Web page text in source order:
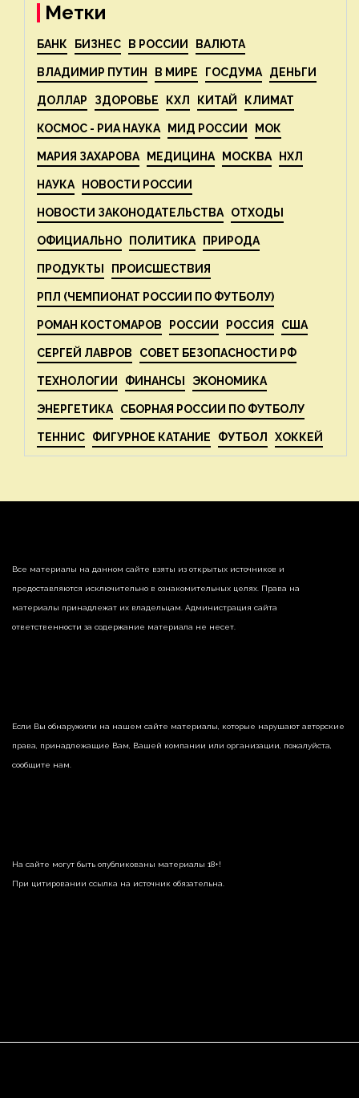
Метки
БАНК БИЗНЕС В РОССИИ ВАЛЮТА
ВЛАДИМИР ПУТИН В МИРЕ ГОСДУМА ДЕНЬГИ
ДОЛЛАР ЗДОРОВЬЕ КХЛ КИТАЙ КЛИМАТ
КОСМОС - РИА НАУКА МИД РОССИИ МОК
МАРИЯ ЗАХАРОВА МЕДИЦИНА МОСКВА НХЛ
НАУКА НОВОСТИ РОССИИ
НОВОСТИ ЗАКОНОДАТЕЛЬСТВА ОТХОДЫ
ОФИЦИАЛЬНО ПОЛИТИКА ПРИРОДА
ПРОДУКТЫ ПРОИСШЕСТВИЯ
РПЛ (ЧЕМПИОНАТ РОССИИ ПО ФУТБОЛУ)
РОМАН КОСТОМАРОВ РОССИИ РОССИЯ США
СЕРГЕЙ ЛАВРОВ СОВЕТ БЕЗОПАСНОСТИ РФ
ТЕХНОЛОГИИ ФИНАНСЫ ЭКОНОМИКА
ЭНЕРГЕТИКА СБОРНАЯ РОССИИ ПО ФУТБОЛУ
ТЕННИС ФИГУРНОЕ КАТАНИЕ ФУТБОЛ ХОККЕЙ
Все материалы на данном сайте взяты из открытых источников и
предоставляются исключительно в ознакомительных целях. Права на
материалы принадлежат их владельцам. Администрация сайта
ответственности за содержание материала не несет.
Если Вы обнаружили на нашем сайте материалы, которые нарушают авторские
права, принадлежащие Вам, Вашей компании или организации, пожалуйста,
сообщите нам.
На сайте могут быть опубликованы материалы 18+!
При цитировании ссылка на источник обязательна.